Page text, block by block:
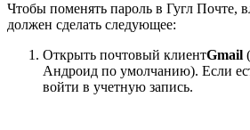
Чтобы поменять пароль в Гугл Почте,
должен сделать следующее:
Открыть почтовый клиентGmail
Андроид по умолчанию). Если
войти в учетную запись.